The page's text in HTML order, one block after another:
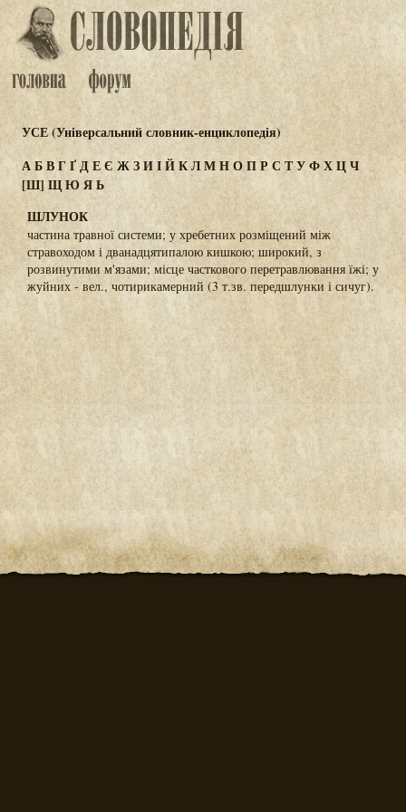
УСЕ (Універсальний словник-енциклопедія)
АБВГҐДЕЄ ЖЗИІЙКЛМНОПРС ТУФХЦЧ
[Ш]ЩЮ ЯЬ
ШЛУНОК
частина травної системи; у хребетних розміщений між
стравоходом і дванадцятипалою кишкою; широкий, з
розвинутими м'язами; місце часткового перетравлювання їжі; у
жуйних - вел., чотирикамерний (3 т.зв. передшлунки і сичуг).